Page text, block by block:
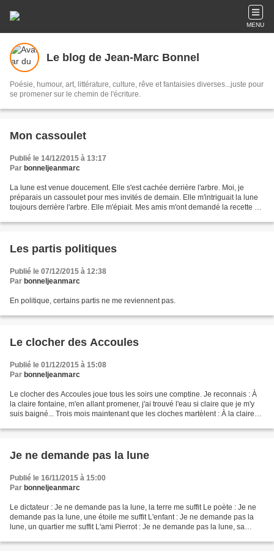
MENU
Le blog de Jean-Marc Bonnel
Poésie, humour, art, littérature, culture, rêve et fantaisies diverses...juste pour
se promener sur le chemin de l'écriture.
Mon cassoulet
Publié le 14/12/2015 à 13:17
Par bonneljeanmarc
La lune est venue doucement. Elle s'est cachée derrière l'arbre. Moi, je
préparais un cassoulet pour mes invités de demain. Elle m'intriguait la lune
toujours derrière l'arbre. Elle m'épiait. Mes amis m'ont demandé la recette du
Les partis politiques
Publié le 07/12/2015 à 12:38
Par bonneljeanmarc
En politique, certains partis ne me reviennent pas.
Le clocher des Accoules
Publié le 01/12/2015 à 15:08
Par bonneljeanmarc
Le clocher des Accoules joue tous les soirs une comptine. Je reconnais : À
la claire fontaine, m'en allant promener, j'ai trouvé l'eau si claire que je m'y
suis baigné... Trois mois maintenant que les cloches martèlent : À la claire
Je ne demande pas la lune
Publié le 16/11/2015 à 15:00
Par bonneljeanmarc
Le dictateur : Je ne demande pas la lune, la terre me suffit Le poète : Je ne
demande pas la lune, une étoile me suffit L'enfant : Je ne demande pas la
lune, un quartier me suffit L'ami Pierrot : Je ne demande pas la lune, sa